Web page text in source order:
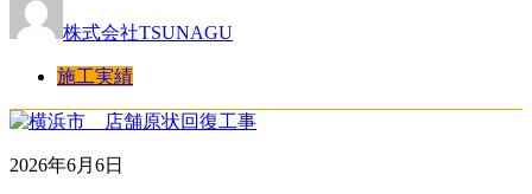
株式会社TSUNAGU
施工実績
2026年6月6日